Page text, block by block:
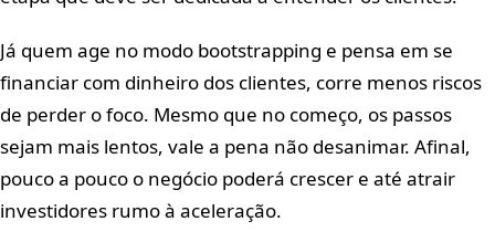
Já quem age no modo bootstrapping e pensa em se
financiar com dinheiro dos clientes, corre menos riscos
de perder o foco. Mesmo que no começo, os passos
sejam mais lentos, vale a pena não desanimar. Afinal,
pouco a pouco o negócio poderá crescer e até atrair
investidores rumo à aceleração.